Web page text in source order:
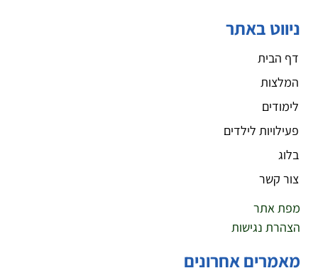
ניווט באתר
דף הבית
המלצות
לימודים
פעילויות לילדים
בלוג
צור קשר
מפת אתר
הצהרת נגישות
מאמרים אחרונים